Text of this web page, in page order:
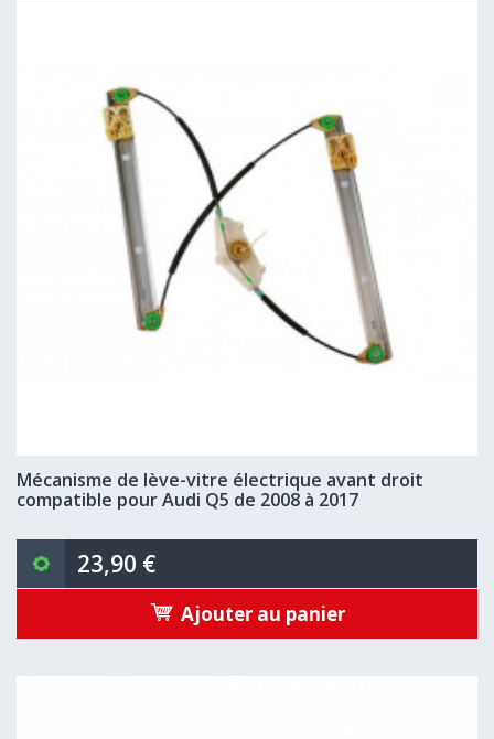
Mécanisme de lève-vitre électrique avant droit
compatible pour Audi Q5 de 2008 à 2017
23,90 €
Ajouter au panier